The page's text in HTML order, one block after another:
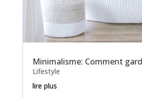
Minimalisme: Comment
Lifestyle
lire plus